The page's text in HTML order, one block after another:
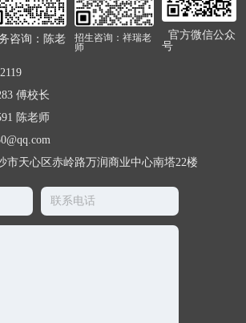
咨询：陈老 官方微信公众
号
招生咨询：祥瑞老
师
傅校长
陈老师
市天心区赤岭路万润商业中心南塔22楼